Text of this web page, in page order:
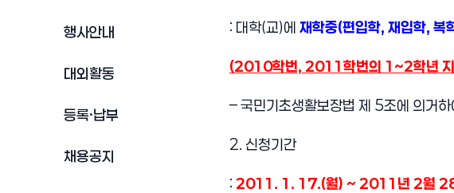
행사안내
대외활동
등록·납부
채용공지
: 대학(교)에 재학중(편입학, 재입학,
(2010학번, 2011학번의 1~2학년 지
– 국민기초생활보장법 제 5조에 의거
2. 신청기간
: 2011. 1. 17.(월) ~ 2011년 2월